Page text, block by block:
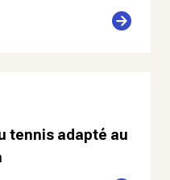
tennis adapté au